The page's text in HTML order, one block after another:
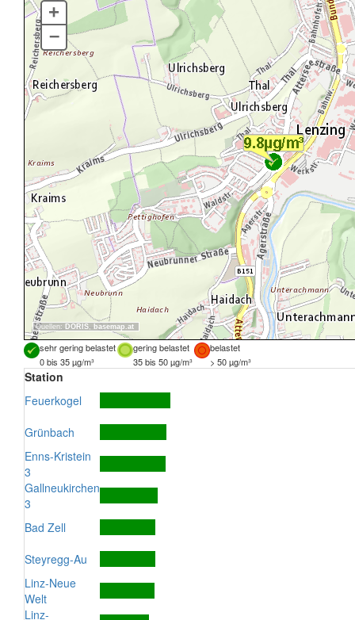
Quellen: DORIS, basemap.at
+
–
sehr gering belastet gering belastet
belastet
0 bis 35 µg/m³
35 bis 50 µg/m³ > 50 µg/m³
Station
Feuerkogel
Grünbach
Enns-Kristein
3
Gallneukirchen
3
Bad Zell
Steyregg-Au
Linz-Neue
Welt
Linz-